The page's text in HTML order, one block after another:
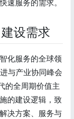
速服务的需求。
设需求
化服务的全球领
与产业协同峰会
的全周期价值主
的建设逻辑，致
决方案、服务与